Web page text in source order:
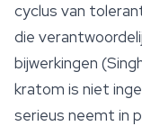
cyclus van
die
bijwerkingen
kratom is niet
serieus neemt in